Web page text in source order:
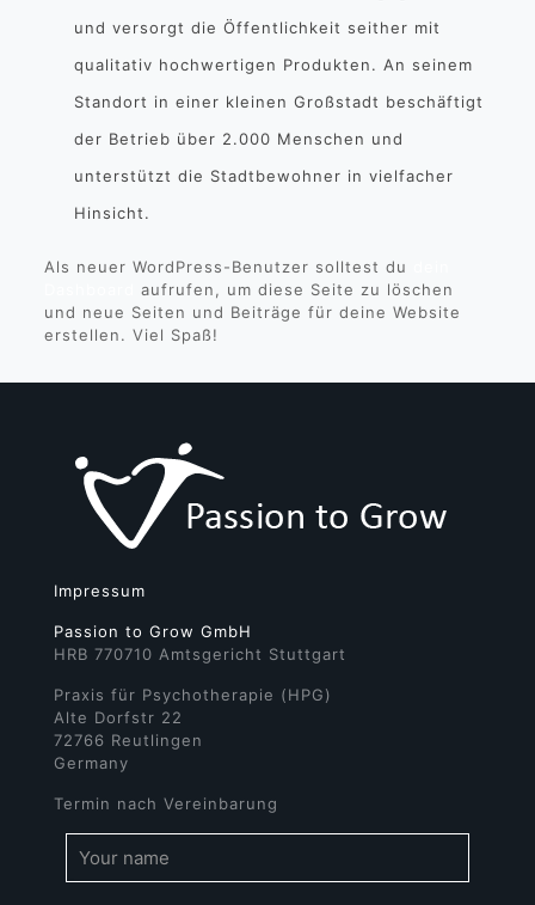
und versorgt die Öffentlichkeit seither mit
qualitativ hochwertigen Produkten. An seinem
Standort in einer kleinen Großstadt beschäftigt
der Betrieb über 2.000 Menschen und
unterstützt die Stadtbewohner in vielfacher
Hinsicht.
Als neuer WordPress-Benutzer solltest du
aufrufen, um diese Seite zu löschen
und neue Seiten und Beiträge für deine Website
erstellen. Viel Spaß!
Impressum
Passion to Grow GmbH
HRB 770710 Amtsgericht Stuttgart
Praxis für Psychotherapie (HPG)
Alte Dorfstr 22
72766 Reutlingen
Germany
Termin nach Vereinbarung